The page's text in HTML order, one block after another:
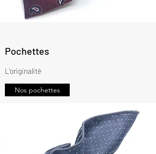
Pochettes
L'originalité
Nos pochettes